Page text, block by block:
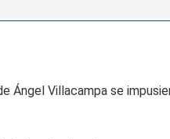
Ángel Villacampa se